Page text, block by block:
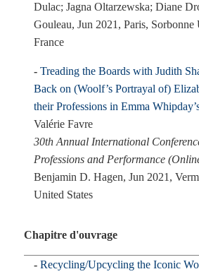
Dulac; Jagna Oltarzewska; Diane
Gouleau, Jun 2021, Paris,
France
Treading the Boards with Judith
Back on (Woolf’s Portrayal of)
their Professions in Emma
Valérie Favre
30th Annual International
Professions and Performance
Benjamin D. Hagen, Jun 2021,
United States
Chapitre d'ouvrage
Recycling/Upcycling the Iconic